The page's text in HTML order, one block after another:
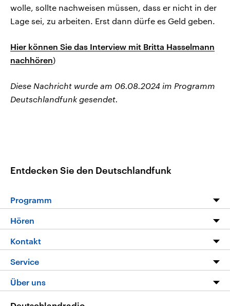
wolle, sollte nachweisen müssen, dass er nicht in der
Lage sei, zu arbeiten. Erst dann dürfe es Geld geben.
Hier können Sie das Interview mit Britta Hasselmann
nachhören)
Diese Nachricht wurde am 06.08.2024 im Programm
Deutschlandfunk gesendet.
Entdecken Sie den Deutschlandfunk
Programm
Programm
Die Nachrichten
Nachrichtenleicht
Neue Beiträge auf dlf.de
Hören
Livestream
Podcasts
Deutschlandfunk App
Nachrichten App
Kontakt
Hörerservice
Service
FAQ
Über uns